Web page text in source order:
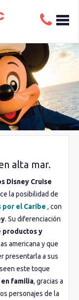
alta mar.
Disney Cruise
la posibilidad de
por el Caribe , con
. Su diferenciación
productos y
americana y que
presentarla a sus
este toque
familia, gracias a
personajes de la